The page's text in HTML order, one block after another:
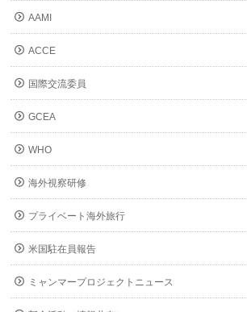
AAMI
ACCE
国際交流委員
GCEA
WHO
海外視察研修
プライベート海外旅行
米国駐在員報告
ミャンマープロジェクトニュース